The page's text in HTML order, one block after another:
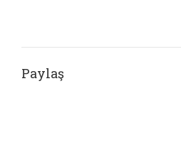
Paylaş